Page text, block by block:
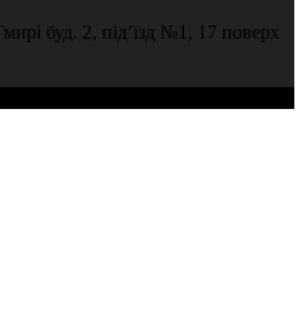
буд. 2, під’їзд №1, 17 поверх